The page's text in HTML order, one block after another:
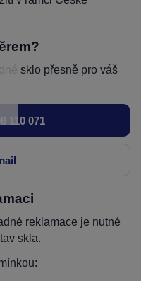
sklo přesně pro váš
110 071
reklamace je nutné
skla.